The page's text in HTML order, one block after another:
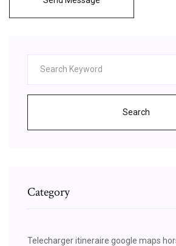
Search
Category
Telecharger itineraire google maps